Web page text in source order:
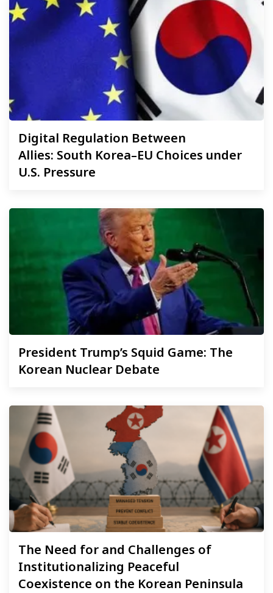
Digital Regulation Between
Allies: South Korea–EU Choices under
U.S. Pressure
President Trump’s Squid Game: The
Korean Nuclear Debate
The Need for and Challenges of
Institutionalizing Peaceful
Coexistence on the Korean Peninsula